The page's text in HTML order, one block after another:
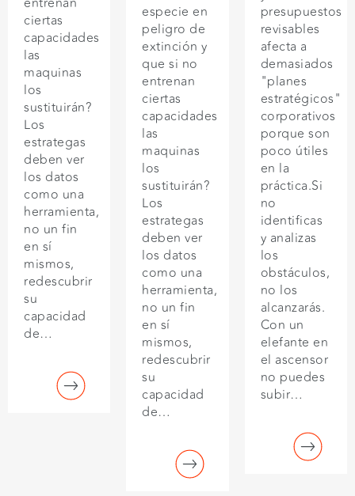
ciertas
capacidades
las
maquinas
los
sustituirán?
Los
estrategas
deben ver
los datos
como una
herramienta,
no un fin
en sí
mismos,
redescubrir
su
capacidad
de…
especie en
peligro de
extinción y
que si no
entrenan
ciertas
capacidades
las
maquinas
los
sustituirán?
Los
estrategas
deben ver
los datos
como una
herramienta,
no un fin
en sí
mismos,
redescubrir
su
capacidad
de…
presupuestos
revisables
afecta a
demasiados
"planes
estratégicos"
corporativos
porque son
poco útiles
en la
práctica.Si
no
identificas
y analizas
los
obstáculos,
no los
alcanzarás.
Con un
elefante en
el ascensor
no puedes
subir…